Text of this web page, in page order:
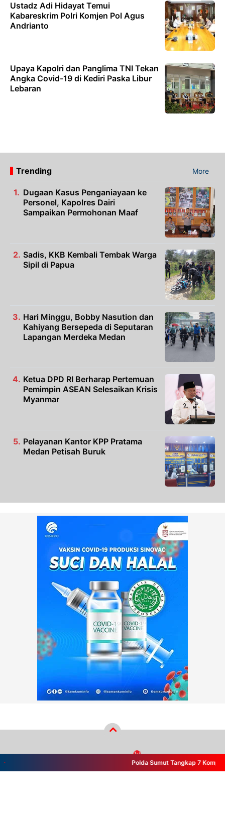
Ustadz Adi Hidayat Temui
Kabareskrim Polri Komjen Pol Agus
Andrianto
Upaya Kapolri dan Panglima TNI Tekan
Angka Covid-19 di Kediri Paska Libur
Lebaran
Trending More
Dugaan Kasus Penganiayaan ke
Personel, Kapolres Dairi
Sampaikan Permohonan Maaf
Sadis, KKB Kembali Tembak Warga
Sipil di Papua
Hari Minggu, Bobby Nasution dan
Kahiyang Bersepeda di Seputaran
Lapangan Merdeka Medan
Ketua DPD RI Berharap Pertemuan
Pemimpin ASEAN Selesaikan Krisis
Myanmar
Pelayanan Kantor KPP Pratama
Medan Petisah Buruk
Polda Sumut Tangkap 7
Copyright ©2026wikiberita.com™- PT Wiki Cakrawala Media